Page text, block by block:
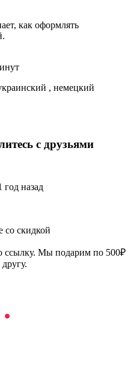
как оформлять
, немецкий
с друзьями
назад
со скидкой
ссылку. Мы подарим по 500₽